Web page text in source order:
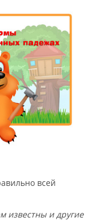
всей
известны и другие